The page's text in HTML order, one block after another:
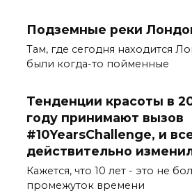
Подземные реки
Там, где сегодня находится
были когда-то пойменные
Тенденции красоты в
году принимают вызов
#10YearsChallenge, и
действительно
Кажется, что 10 лет - это не
промежуток времени